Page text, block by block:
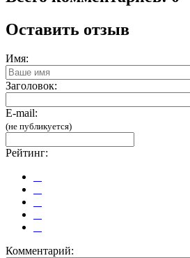
Оставить отзыв
Имя:
Заголовок:
E-mail:
(не публикуется)
Рейтинг:
Комментарий: